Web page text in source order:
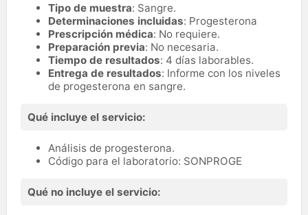
Tipo de muestra: Sangre.
Determinaciones incluidas: Progesterona
Prescripción médica: No requiere.
Preparación previa: No necesaria.
Tiempo de resultados: 4 días laborables.
Entrega de resultados: Informe con los niveles
de progesterona en sangre.
Qué incluye el servicio:
Análisis de progesterona.
Código para el laboratorio: SONPROGE
Qué no incluye el servicio: